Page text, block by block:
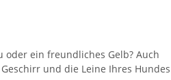
oder ein freundliches Gelb? Auch
und die Leine Ihres